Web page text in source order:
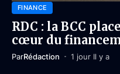
FINANCE
RDC : la BCC
cœur du
ParRédaction 1 jour Il y a